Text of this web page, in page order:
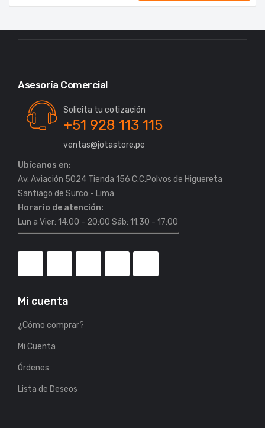
Asesoría Comercial
Solicita tu cotización
+51 928 113 115
ventas@jotastore.pe
Ubícanos en:
Av. Aviación 5024 Tienda 156 C.C.Polvos de Higuereta
Horario de atención:
Lun a Vier: 14:00 - 20:00 Sáb: 11:30 - 17:00
Mi cuenta
¿Cómo comprar?
Mi Cuenta
Órdenes
Lista de Deseos